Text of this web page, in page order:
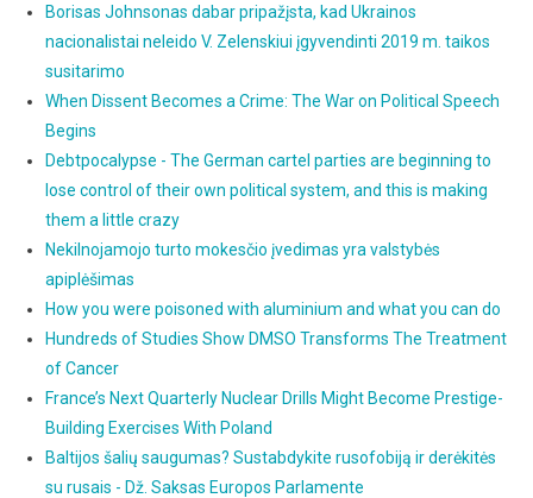
Borisas Johnsonas dabar pripažįsta, kad Ukrainos
nacionalistai neleido V. Zelenskiui įgyvendinti 2019 m. taikos
susitarimo
When Dissent Becomes a Crime: The War on Political Speech
Begins
Debtpocalypse - The German cartel parties are beginning to
lose control of their own political system, and this is making
them a little crazy
Nekilnojamojo turto mokesčio įvedimas yra valstybės
apiplėšimas
How you were poisoned with aluminium and what you can do
Hundreds of Studies Show DMSO Transforms The Treatment
of Cancer
France’s Next Quarterly Nuclear Drills Might Become Prestige-
Building Exercises With Poland
Baltijos šalių saugumas? Sustabdykite rusofobiją ir derėkitės
su rusais - Dž. Saksas Europos Parlamente